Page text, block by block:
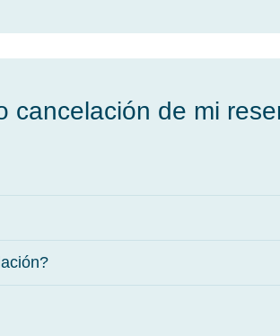
cancelación de mi